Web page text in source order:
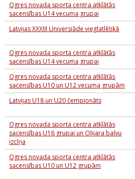
Ogres novada sporta centra atklātās
sacensības U14 vecuma grupai
Latvijas XXXIII Universiāde vieglatlētikā
Ogres novada sporta centra atklātās
sacensības U14 vecuma grupai
Ogres novada sporta centra atklātās
sacensības U10 un U12 vecuma grupām
Latvijas U18 un U20 čempionāts
Ogres novada sporta centra atklātās
sacensības U16 grupai un Olijara balvu
izcīņa
Ogres novada sporta centra atklātās
sacensības U10 un U12 grupām